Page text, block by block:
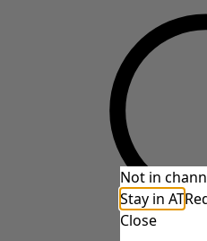
Not in
Stay in AT
Close